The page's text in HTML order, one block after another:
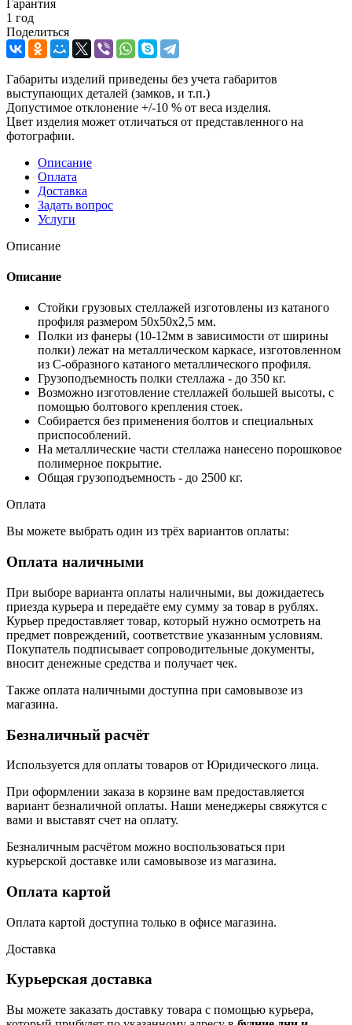
Гарантия
1 год
Поделиться
Габариты изделий приведены без учета габаритов
выступающих деталей (замков, и т.п.)
Допустимое отклонение +/-10 % от веса изделия.
Цвет изделия может отличаться от представленного на
фотографии.
Описание
Оплата
Доставка
Задать вопрос
Услуги
Описание
Описание
Стойки грузовых стеллажей изготовлены из катаного
профиля размером 50х50х2,5 мм.
Полки из фанеры (10-12мм в зависимости от ширины
полки) лежат на металлическом каркасе, изготовленном
из С-образного катаного металлического профиля.
Грузоподъемность полки стеллажа - до 350 кг.
Возможно изготовление стеллажей большей высоты, с
помощью болтового крепления стоек.
Собирается без применения болтов и специальных
приспособлений.
На металлические части стеллажа нанесено порошковое
полимерное покрытие.
Общая грузоподъемность - до 2500 кг.
Оплата
Вы можете выбрать один из трёх вариантов оплаты:
Оплата наличными
При выборе варианта оплаты наличными, вы дожидаетесь
приезда курьера и передаёте ему сумму за товар в рублях.
Курьер предоставляет товар, который нужно осмотреть на
предмет повреждений, соответствие указанным условиям.
Покупатель подписывает сопроводительные документы,
вносит денежные средства и получает чек.
Также оплата наличными доступна при самовывозе из
магазина.
Безналичный расчёт
Используется для оплаты товаров от Юридического лица.
При оформлении заказа в корзине вам предоставляется
вариант безналичной оплаты. Наши менеджеры свяжутся с
вами и выставят счет на оплату.
Безналичным расчётом можно воспользоваться при
курьерской доставке или самовывозе из магазина.
Оплата картой
Оплата картой доступна только в офисе магазина.
Доставка
Курьерская доставка
Вы можете заказать доставку товара с помощью курьера,